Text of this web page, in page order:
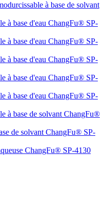
à base de solvant
à base d'eau ChangFu® SP-
à base d'eau ChangFu® SP-
à base d'eau ChangFu® SP-
à base d'eau ChangFu® SP-
à base d'eau ChangFu® SP-
à base de solvant ChangFu®
de solvant ChangFu® SP-
ChangFu® SP-4130